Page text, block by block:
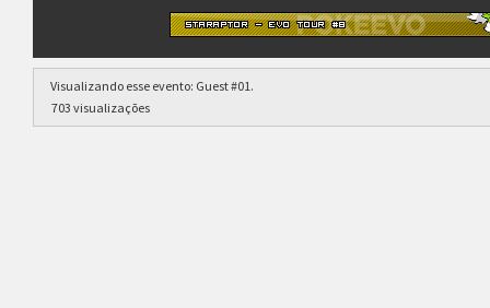
Visualizando esse evento: Guest #01.
703 visualizações